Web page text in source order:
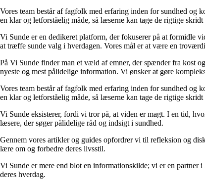
Vores team består af fagfolk med erfaring inden for sundhed og
en klar og letforståelig måde, så læserne kan tage de rigtige
Vi Sunde er en dedikeret platform, der fokuserer på at formidle
at træffe sunde valg i hverdagen. Vores mål er at være en
På Vi Sunde finder man et væld af emner, der spænder fra kost
nyeste og mest pålidelige information. Vi ønsker at gøre
Vores team består af fagfolk med erfaring inden for sundhed og
en klar og letforståelig måde, så læserne kan tage de rigtige
Vi Sunde eksisterer, fordi vi tror på, at viden er magt. I en tid,
læsere, der søger pålidelige råd og indsigt i sundhed.
Gennem vores artikler og guides opfordrer vi til refleksion og
lære om og forbedre deres livsstil.
Vi Sunde er mere end blot en informationskilde; vi er en partner
deres hverdag.